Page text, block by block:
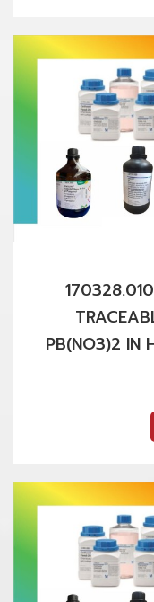
PB(NO3)2 IN